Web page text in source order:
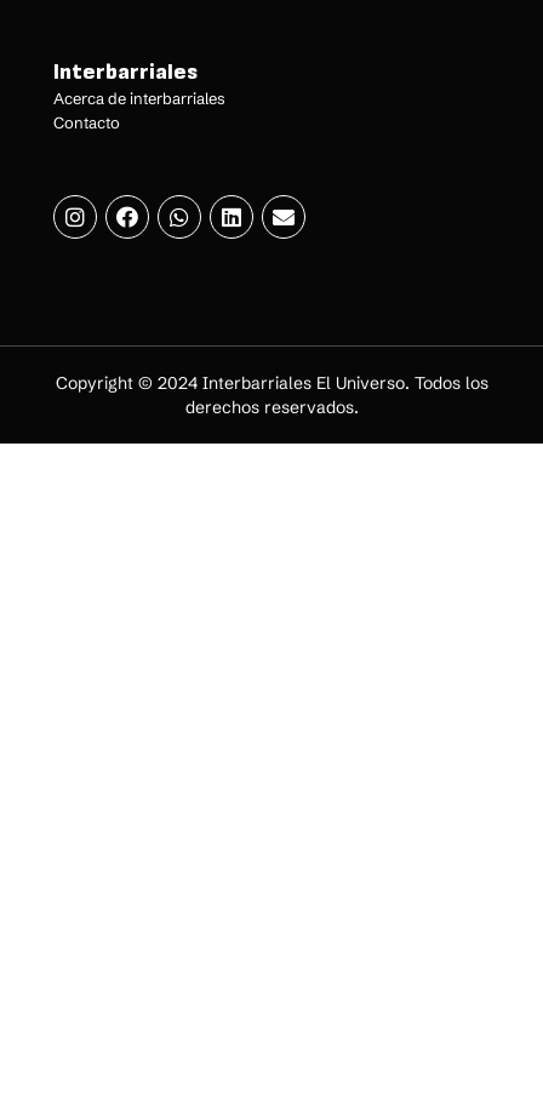
Interbarriales
Acerca de interbarriales
Contacto
Copyright © 2024 Interbarriales El Universo. Todos los
derechos reservados.